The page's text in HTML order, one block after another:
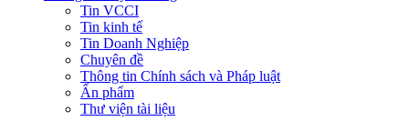
Tin VCCI
Tin kinh tế
Tin Doanh Nghiệp
Chuyên đề
Thông tin Chính sách và Pháp luật
Ấn phẩm
Thư viện tài liệu